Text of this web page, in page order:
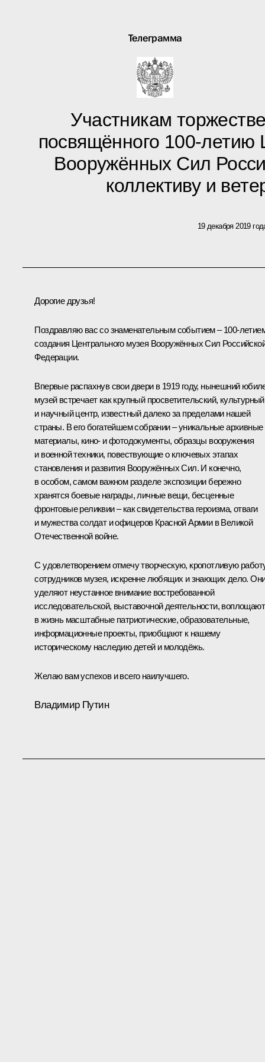
Телеграмма
Участникам
посвящённого 100-летию
Вооружённых Сил
коллективу и
19 декабря 2019
Дорогие друзья!
Поздравляю вас со знаменательным событием – 100-
создания Центрального музея Вооружённых Сил
Федерации.
Впервые распахнув свои двери в 1919 году, нынешний
музей встречает как крупный просветительский, культурный
и научный центр, известный далеко за пределами нашей
страны. В его богатейшем собрании – уникальные архивные
материалы, кино- и фотодокументы, образцы вооружения
и военной техники, повествующие о ключевых этапах
становления и развития Вооружённых Сил. И конечно,
в особом, самом важном разделе экспозиции бережно
хранятся боевые награды, личные вещи, бесценные
фронтовые реликвии – как свидетельства героизма, отваги
и мужества солдат и офицеров Красной Армии в Великой
Отечественной войне.
С удовлетворением отмечу творческую, кропотливую
сотрудников музея, искренне любящих и знающих дело.
уделяют неустанное внимание востребованной
исследовательской, выставочной деятельности, воплощают
в жизнь масштабные патриотические, образовательные,
информационные проекты, приобщают к нашему
историческому наследию детей и молодёжь.
Желаю вам успехов и всего наилучшего.
Владимир Путин